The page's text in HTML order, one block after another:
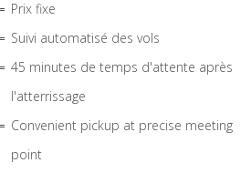
Prix fixe
Suivi automatisé des vols
45 minutes de temps d'attente après
l'atterrissage
Convenient pickup at precise meeting
point